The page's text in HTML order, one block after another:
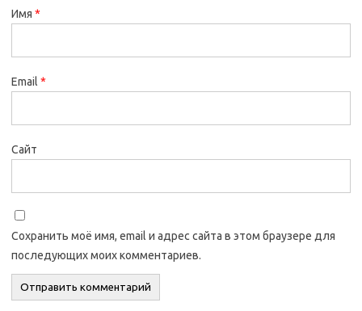
Имя *
Email *
Сайт
Сохранить моё имя, email и адрес сайта в этом браузере для
последующих моих комментариев.